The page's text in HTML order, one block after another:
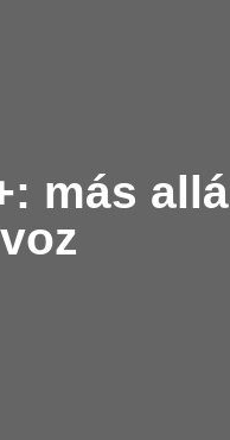
más allá